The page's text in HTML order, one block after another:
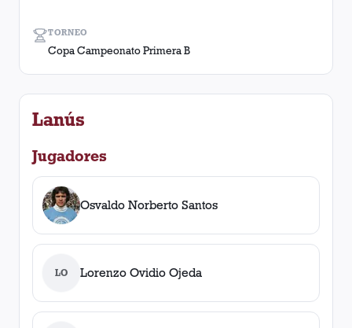
TORNEO
Copa Campeonato Primera B
Lanús
Jugadores
Osvaldo Norberto Santos
LO Lorenzo Ovidio Ojeda